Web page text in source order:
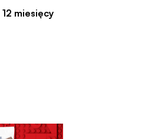
12 miesięcy